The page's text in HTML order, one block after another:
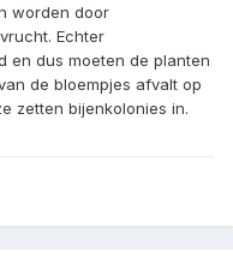
worden door
Echter
en dus moeten de planten
de bloempjes afvalt op
zetten bijenkolonies in.